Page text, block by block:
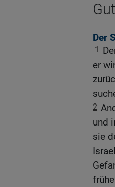
Der
1
er
2
und
sie